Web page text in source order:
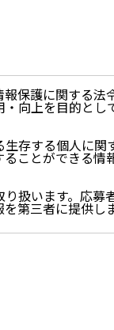
保護に関する法
向上を目的とし
存する個人に関
ことができる情
扱います。応募
第三者に提供し